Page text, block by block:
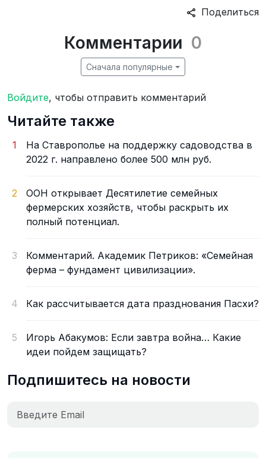
Поделиться
Комментарии 0
Сначала популярные
Войдите, чтобы отправить комментарий
Читайте также
1
На Ставрополье на поддержку садоводства в
2022 г. направлено более 500 млн руб.
2
ООН открывает Десятилетие семейных
фермерских хозяйств, чтобы раскрыть их
полный потенциал.
3
Комментарий. Академик Петриков: «Семейная
ферма – фундамент цивилизации».
4 Как рассчитывается дата празднования Пасхи?
5
Игорь Абакумов: Если завтра война… Какие
идеи пойдем защищать?
Подпишитесь на новости